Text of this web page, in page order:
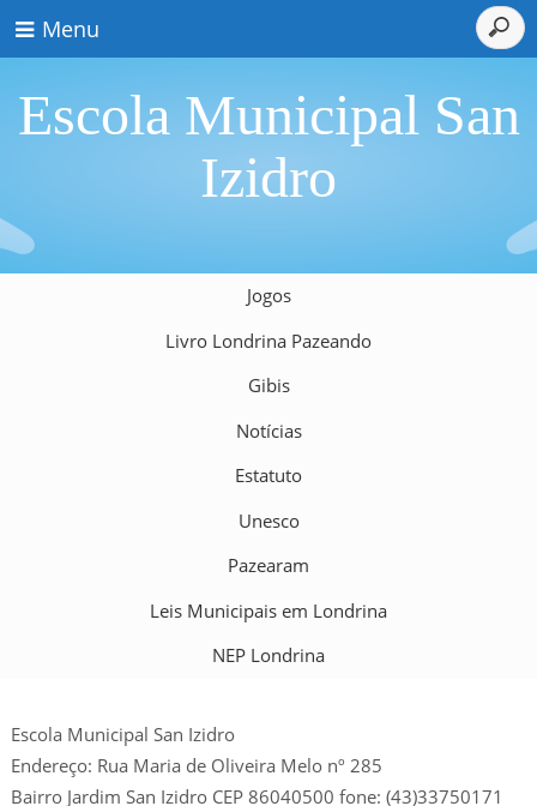
Menu
Escola Municipal San
Izidro
Jogos
Livro Londrina Pazeando
Gibis
Notícias
Estatuto
Unesco
Pazearam
Leis Municipais em Londrina
NEP Londrina
Escola Municipal San Izidro
Endereço: Rua Maria de Oliveira Melo nº 285
Bairro Jardim San Izidro CEP 86040500 fone: (43)33750171